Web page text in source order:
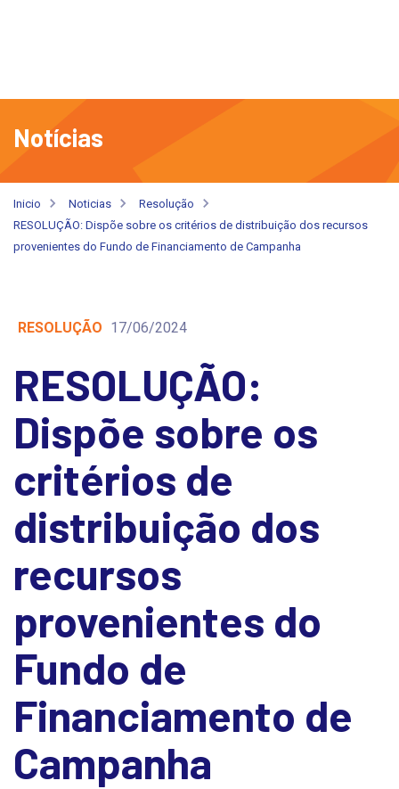
Notícias
Inicio Noticias
Resolução
RESOLUÇÃO: Dispõe sobre os critérios de distribuição dos recursos
provenientes do Fundo de Financiamento de Campanha
RESOLUÇÃO 17/06/2024
RESOLUÇÃO:
Dispõe sobre os
critérios de
distribuição dos
recursos
provenientes do
Fundo de
Financiamento de
Campanha